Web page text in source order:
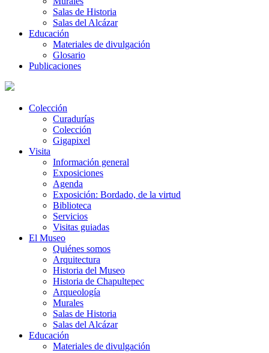
Salas de Historia
Salas del Alcázar
Educación
Materiales de divulgación
Glosario
Publicaciones
Colección
Curadurías
Colección
Gigapixel
Visita
Información general
Exposiciones
Agenda
Exposición: Bordado, de la virtud
Biblioteca
Servicios
Visitas guiadas
El Museo
Quiénes somos
Arquitectura
Historia del Museo
Historia de Chapultepec
Arqueología
Murales
Salas de Historia
Salas del Alcázar
Educación
Materiales de divulgación